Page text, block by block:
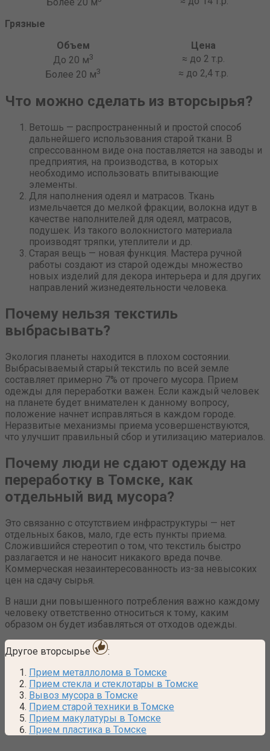
Более 20 м
Грязные
Объем
Цена
До 20 м3
≈ до 2 т.р.
Более 20 м3 ≈ до 2,4 т.р.
Что можно сделать из вторсырья?
Ветошь — распространенный и простой способ
дальнейшего использования старой ткани. В
спрессованном виде она поставляется на заводы и
предприятия, на производства, в которых
необходимо использовать впитывающие
элементы.
Для наполнения одеял и матрасов. Ткань
измельчается до мелкой фракции, волокна идут в
качестве наполнителей для одеял, матрасов,
подушек. Из такого волокнистого материала
производят тряпки, утеплители и др.
Старая вещь — новая функция. Мастера ручной
работы создают из старой одежды множество
новых изделий для декора интерьера и для других
направлений жизнедеятельности человека.
Почему нельзя текстиль
выбрасывать?
Экология планеты находится в плохом состоянии.
Выбрасываемый старый текстиль по всей земле
составляет примерно 7% от прочего мусора. Прием
одежды для переработки важен. Если каждый человек
на планете будет внимателен к данному вопросу,
положение начнет исправляться в каждом городе.
Неразвитые механизмы приема усовершенствуются,
что улучшит правильный сбор и утилизацию материалов.
Почему люди не сдают одежду на
переработку в Томске, как
отдельный вид мусора?
Это связанно с отсутствием инфраструктуры — нет
отдельных баков, мало, где есть пункты приема.
Сложившийся стереотип о том, что текстиль быстро
разлагается и не наносит никакого вреда почве.
Коммерческая незаинтересованность из-за невысоких
цен на сдачу сырья.
В наши дни повышенного потребления важно каждому
человеку ответственно относиться к тому, каким
образом он будет избавляться от отходов одежды.
Другое вторсырье
:
Прием металлолома в Томске
Прием стекла и стеклотары в Томске
Вывоз мусора в Томске
Прием старой техники в Томске
Прием макулатуры в Томске
Прием пластика в Томске